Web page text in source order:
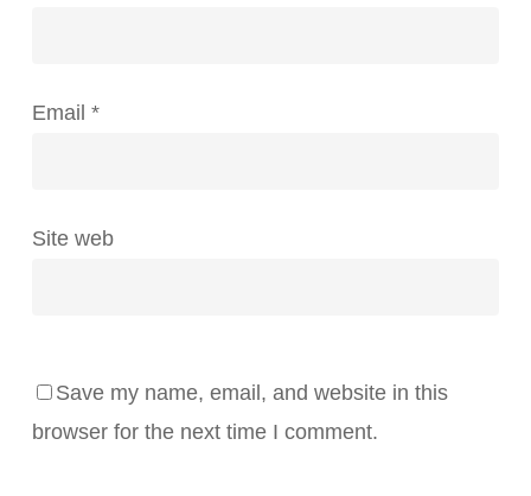
Email *
Site web
Save my name, email, and website in this
browser for the next time I comment.